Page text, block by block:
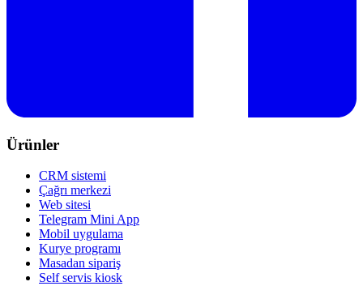
Ürünler
CRM sistemi
Çağrı merkezi
Web sitesi
Telegram Mini App
Mobil uygulama
Kurye programı
Masadan sipariş
Self servis kiosk